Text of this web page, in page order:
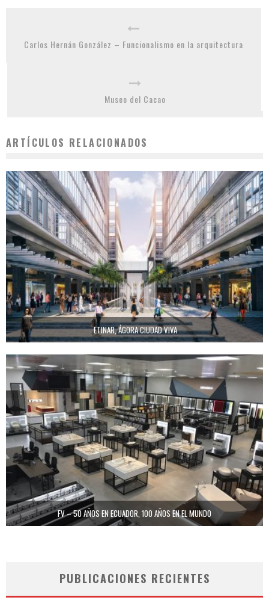
Carlos Hernán González – Funcionalismo en la arquitectura
Museo del Cacao
ARTÍCULOS RELACIONADOS
ETINAR, ÁGORA CIUDAD VIVA
FV – 50 AÑOS EN ECUADOR, 100 AÑOS EN EL MUNDO
PUBLICACIONES RECIENTES